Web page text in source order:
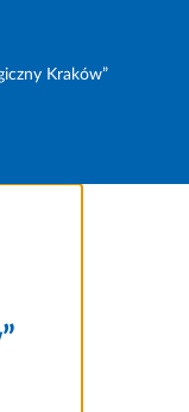
Kraków”